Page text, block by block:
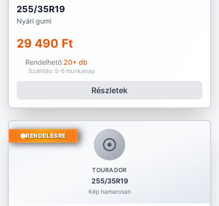
255/35R19
Nyári gumi
29 490 Ft
Rendelhető:20+ db
Szállítás: 5-6 munkanap
Részletek
TOURADOR
255/35R19
Kép hamarosan
RENDELÉSRE